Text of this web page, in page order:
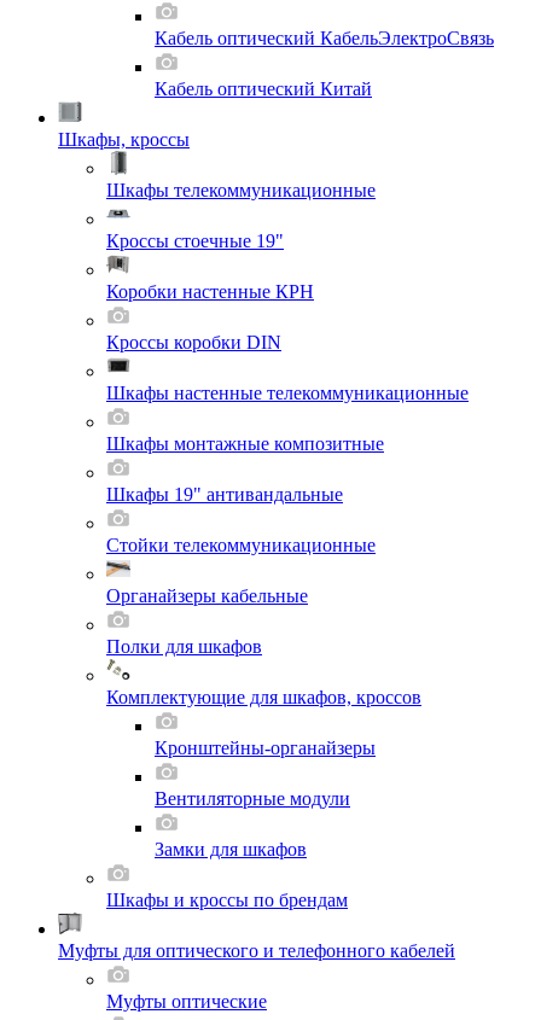
Кабель оптический КабельЭлектроСвязь
Кабель оптический Китай
Шкафы, кроссы
Шкафы телекоммуникационные
Кроссы стоечные 19"
Коробки настенные КРН
Кроссы коробки DIN
Шкафы настенные телекоммуникационные
Шкафы монтажные композитные
Шкафы 19" антивандальные
Стойки телекоммуникационные
Органайзеры кабельные
Полки для шкафов
Комплектующие для шкафов, кроссов
Кронштейны-органайзеры
Вентиляторные модули
Замки для шкафов
Шкафы и кроссы по брендам
Муфты для оптического и телефонного кабелей
Муфты оптические